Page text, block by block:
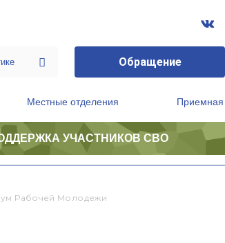
Обращение
Местные отделения Приемная
УЧАСТНИКОВ СВО
Рабочей Молодежи